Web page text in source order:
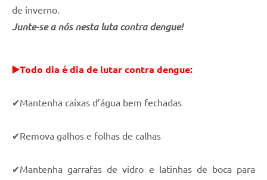
de inverno.
Junte-se a nós nesta luta contra dengue!
▶️Todo dia é dia de lutar contra dengue:
✔Mantenha caixas d’água bem fechadas
✔Remova galhos e folhas de calhas
✔Mantenha garrafas de vidro e latinhas de boca para